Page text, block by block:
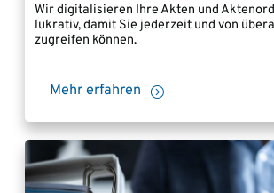
Wir digitalisieren Ihre Akten und
lukrativ, damit Sie jederzeit und von
zugreifen können.
Mehr erfahren